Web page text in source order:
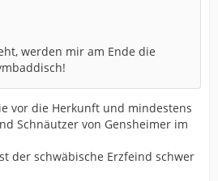
werden mir am Ende die
vor die Herkunft und mindestens
Schnäutzer von Gensheimer im
der schwäbische Erzfeind schwer